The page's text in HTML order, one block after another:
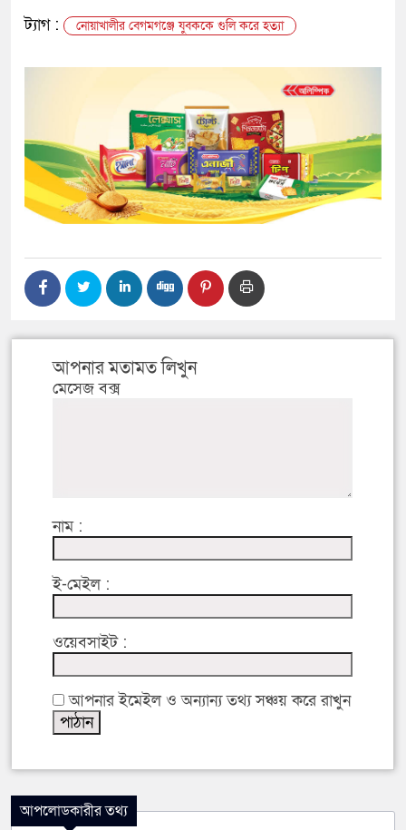
ট্যাগ :
নোয়াখালীর বেগমগঞ্জে যুবককে গুলি করে হত্যা
আপনার মতামত লিখুন
মেসেজ বক্স
নাম :
ই-মেইল :
ওয়েবসাইট :
আপনার ইমেইল ও অন্যান্য তথ্য সঞ্চয় করে রাখুন
আপলোডকারীর তথ্য